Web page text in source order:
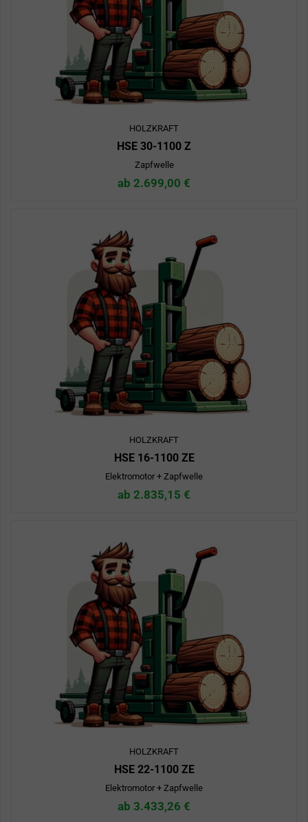
HOLZKRAFT
HSE 30-1100 Z
Zapfwelle
ab 2.699,00 €
HOLZKRAFT
HSE 16-1100 ZE
Elektromotor + Zapfwelle
ab 2.835,15 €
HOLZKRAFT
HSE 22-1100 ZE
Elektromotor + Zapfwelle
ab 3.433,26 €